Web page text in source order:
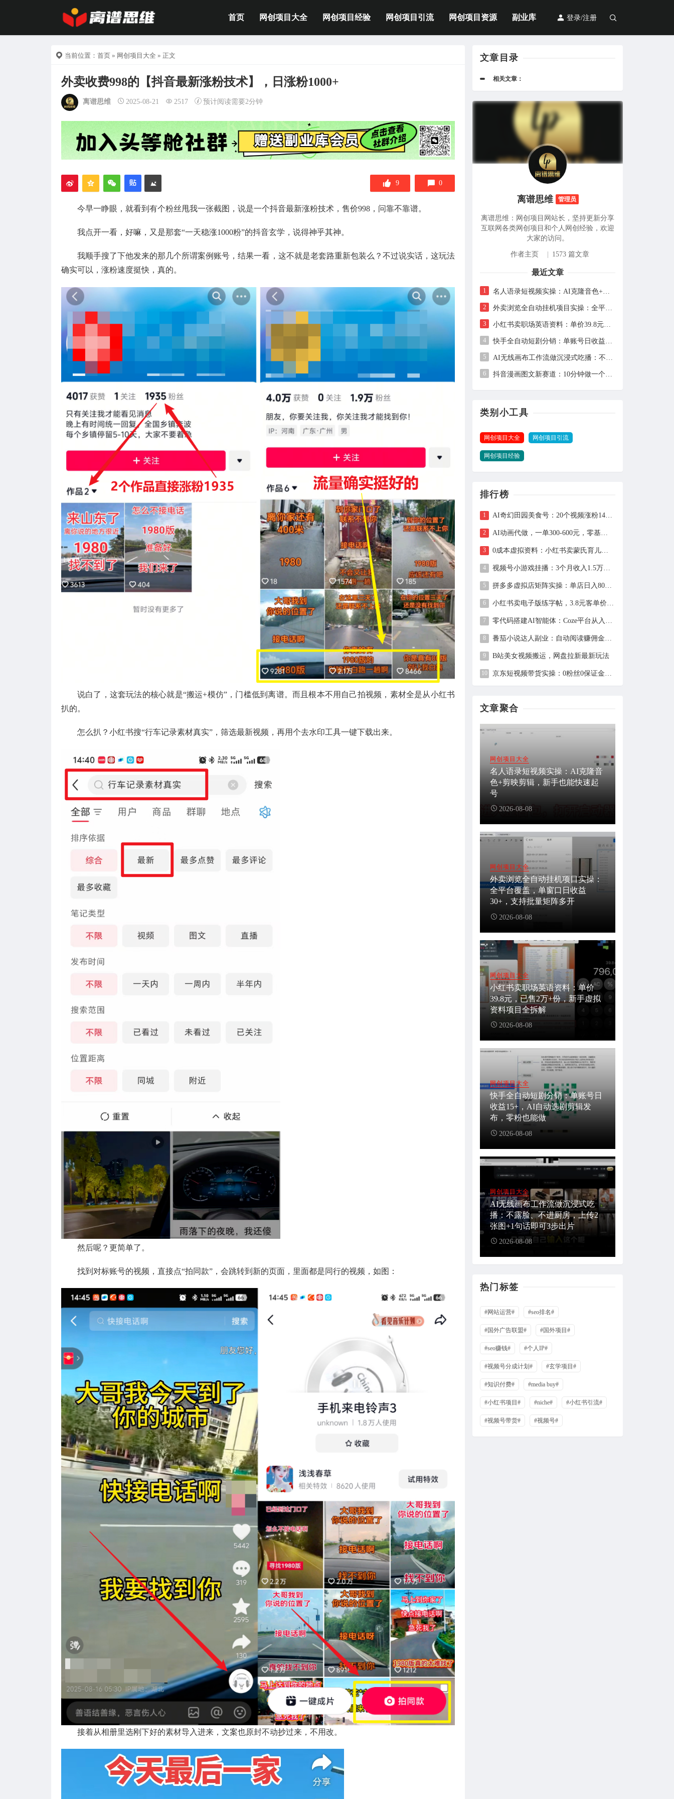
首页 网创项目大全 网创项目经验 网创项目引流 网创项目资源 副业库 登录/注册
当前位置： 首页 » 网创项目大全 » 正文
外卖收费998的【抖音最新涨粉技术】，日涨粉1000+
离谱思维 2025-08-21 2517 预计阅读需要2分钟
9 0
今早一睁眼，就看到有个粉丝甩我一张截图，说是一个抖音最新涨粉技术，售价998，问靠不靠谱。
我点开一看，好嘛，又是那套“一天稳涨1000粉”的抖音玄学，说得神乎其神。
我顺手搜了下他发来的那几个所谓案例账号，结果一看，这不就是老套路重新包装么？不过说实话，这玩法
确实可以，涨粉速度挺快，真的。
说白了，这套玩法的核心就是“搬运+模仿”，门槛低到离谱。而且根本不用自己拍视频，素材全是从小红书
扒的。
怎么扒？小红书搜“行车记录素材真实”，筛选最新视频，再用个去水印工具一键下载出来。
然后呢？更简单了。
找到对标账号的视频，直接点“拍同款”，会跳转到新的页面，里面都是同行的视频，如图：
接着从相册里选刚下好的素材导入进来，文案也原封不动抄过来，不用改。
文章目录
相关文章：
离谱思维 管理员
离谱思维：网创项目网站长，坚持更新分享
互联网各类网创项目和个人网创经验，欢迎
大家的访问。
作者主页 1573 篇文章
最近文章
1 名人语录短视频实操：AI克隆音色+剪映剪辑，新手也能快速起号
2 外卖浏览全自动挂机项目实操：全平台覆盖，单窗口日收益30+，支持批量矩阵多开
3 小红书卖职场英语资料：单价39.8元，已售2万+份，新手虚拟资料项目全拆解
4 快手全自动短剧分销：单账号日收益15+，AI自动选剧剪辑发布，零粉也能做
5 AI无线画布工作流做沉浸式吃播：不露脸、不进厨房，上传2张图+1句话即可3步出片
6 抖音漫画图文新赛道：10分钟做一个作品，赚取创作者伙伴计划收益
类别小工具
网创项目大全 网创项目引流
网创项目经验
排行榜
B站美女视频搬运，网盘拉新最新玩法
文章聚合
网创项目大全
名人语录短视频实操：AI克隆音
色+剪映剪辑，新手也能快速起
号
2026-08-08
网创项目大全
外卖浏览全自动挂机项目实操：
全平台覆盖，单窗口日收益
30+，支持批量矩阵多开
2026-08-08
网创项目大全
小红书卖职场英语资料：单价
39.8元，已售2万+份，新手虚拟
资料项目全拆解
2026-08-08
网创项目大全
快手全自动短剧分销：单账号日
收益15+，AI自动选剧剪辑发
布，零粉也能做
2026-08-08
网创项目大全
AI无线画布工作流做沉浸式吃
播：不露脸、不进厨房，上传2
张图+1句话即可3步出片
2026-08-08
热门标签
#网站运营# #seo排名#
#国外广告联盟# #国外项目#
#seo赚钱# #个人IP#
#视频号分成计划# #玄学项目#
#知识付费# #media buy#
#小红书项目# #niche# #小红书引流#
#视频号带货# #视频号#